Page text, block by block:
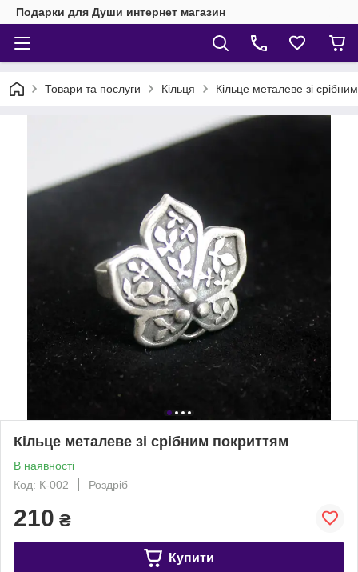
Подарки для Души интернет магазин
Товари та послуги Кільця Кільце металеве зі
Кільце металеве зі срібним покриттям
В наявності
Код: К-002
Роздріб
210 ₴
Купити